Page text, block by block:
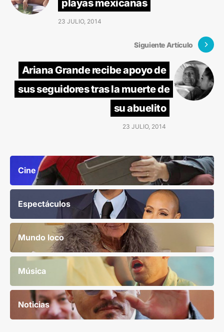
playas mexicanas
23 JULIO, 2014
Siguiente Artículo
Ariana Grande recibe apoyo de
sus seguidores tras la muerte de
su abuelito
23 JULIO, 2014
Cine
Espectáculos
Mundo loco
Música
Noticias